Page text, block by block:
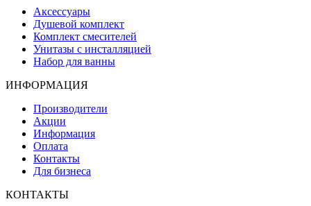
Аксессуары
Душевой комплект
Комплект смесителей
Унитазы с инсталляцией
Набор для ванны
ИНФОРМАЦИЯ
Производители
Акции
Информация
Оплата
Контакты
Для бизнеса
КОНТАКТЫ